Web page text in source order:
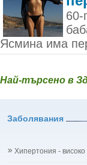
60-
Ясмина има
Най-търсено в
Заболявания
Хипертония - високо